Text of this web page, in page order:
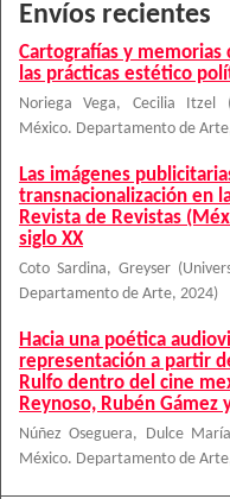
Envíos recientes
Cartografías y
las prácticas estético
Noriega Vega, Cecilia Itzel (
México. Departamento de Arte
Las imágenes
transnacionalización en
Revista de Revistas
siglo XX
Coto Sardina, Greyser (
Departamento de Arte, 2024)
Hacia una poética
representación a partir
Rulfo dentro del cine
Reynoso, Rubén Gámez
Núñez Oseguera, Dulce María
México. Departamento de Arte